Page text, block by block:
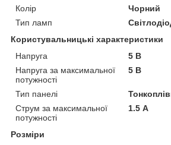
Колір
Чорний
Тип ламп
Користувальницькі характеристики
Напруга
5 В
Напруга за максимальної
потужності
5 В
Тип панелі
Струм за максимальної
потужності
1.5 А
Розміри